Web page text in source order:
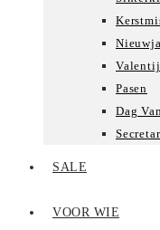
Pasen
Dag
SALE
VOOR WIE